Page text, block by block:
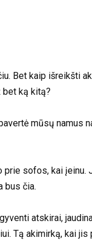
Bet kaip išreikšti
bet ką kitą?
mūsų namus
prie sofos, kai įeinu.
bus čia.
atskirai,
Tą akimirką, kai jis